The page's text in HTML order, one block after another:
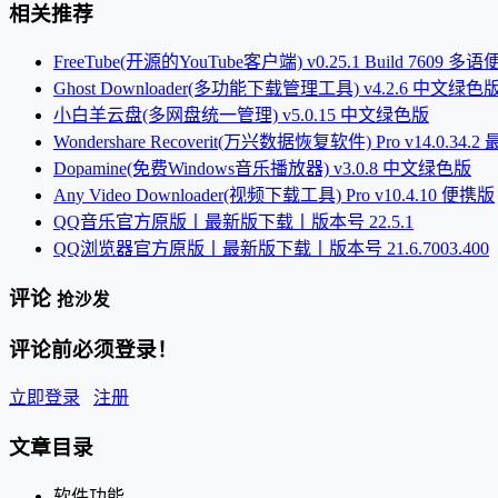
相关推荐
FreeTube(开源的YouTube客户端) v0.25.1 Build 7609 多语
Ghost Downloader(多功能下载管理工具) v4.2.6 中文绿色
小白羊云盘(多网盘统一管理) v5.0.15 中文绿色版
Wondershare Recoverit(万兴数据恢复软件) Pro v14.0.34.2
Dopamine(免费Windows音乐播放器) v3.0.8 中文绿色版
Any Video Downloader(视频下载工具) Pro v10.4.10 便携版
QQ音乐官方原版丨最新版下载丨版本号 22.5.1
QQ浏览器官方原版丨最新版下载丨版本号 21.6.7003.400
评论 抢沙发
评论前必须登录！
立即登录 注册
文章目录